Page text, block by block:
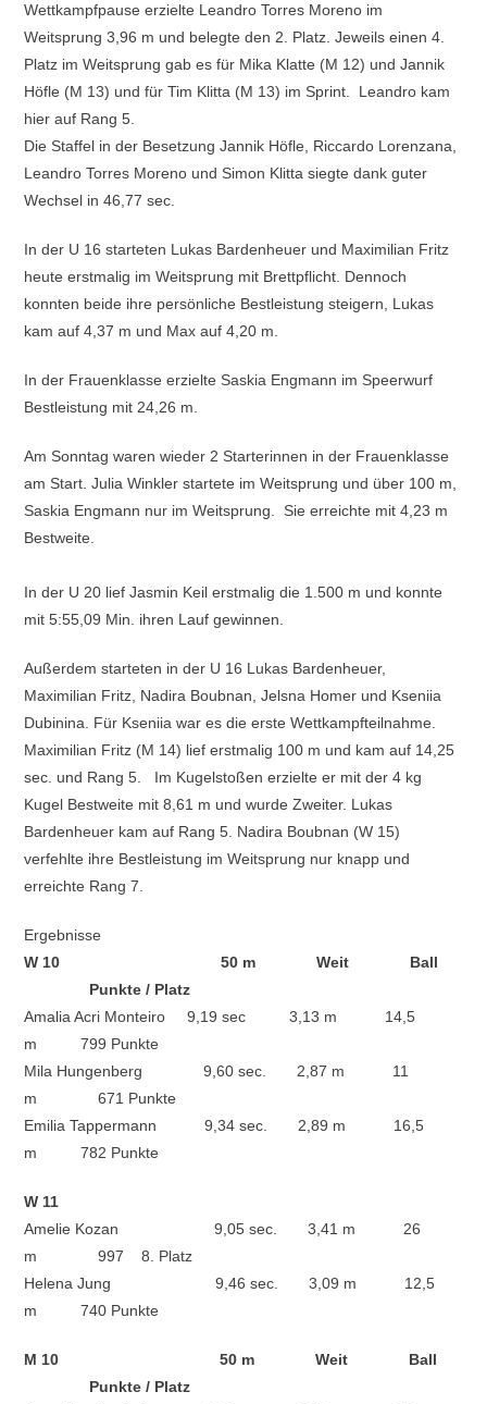
Wettkampfpause erzielte Leandro Torres Moreno im
Weitsprung 3,96 m und belegte den 2. Platz. Jeweils einen 4.
Platz im Weitsprung gab es für Mika Klatte (M 12) und Jannik
Höfle (M 13) und für Tim Klitta (M 13) im Sprint. Leandro kam
hier auf Rang 5.
Die Staffel in der Besetzung Jannik Höfle, Riccardo Lorenzana,
Leandro Torres Moreno und Simon Klitta siegte dank guter
Wechsel in 46,77 sec.
In der U 16 starteten Lukas Bardenheuer und Maximilian Fritz
heute erstmalig im Weitsprung mit Brettpflicht. Dennoch
konnten beide ihre persönliche Bestleistung steigern, Lukas
kam auf 4,37 m und Max auf 4,20 m.
In der Frauenklasse erzielte Saskia Engmann im Speerwurf
Bestleistung mit 24,26 m.
Am Sonntag waren wieder 2 Starterinnen in der Frauenklasse
am Start. Julia Winkler startete im Weitsprung und über 100 m,
Saskia Engmann nur im Weitsprung. Sie erreichte mit 4,23 m
Bestweite.
In der U 20 lief Jasmin Keil erstmalig die 1.500 m und konnte
mit 5:55,09 Min. ihren Lauf gewinnen.
Außerdem starteten in der U 16 Lukas Bardenheuer,
Maximilian Fritz, Nadira Boubnan, Jelsna Homer und Kseniia
Dubinina. Für Kseniia war es die erste Wettkampfteilnahme.
Maximilian Fritz (M 14) lief erstmalig 100 m und kam auf 14,25
sec. und Rang 5. Im Kugelstoßen erzielte er mit der 4 kg
Kugel Bestweite mit 8,61 m und wurde Zweiter. Lukas
Bardenheuer kam auf Rang 5. Nadira Boubnan (W 15)
verfehlte ihre Bestleistung im Weitsprung nur knapp und
erreichte Rang 7.
Ergebnisse
W 10 50 m Weit Ball
Punkte / Platz
Amalia Acri Monteiro 9,19 sec 3,13 m 14,5
m 799 Punkte
Mila Hungenberg 9,60 sec. 2,87 m 11
m 671 Punkte
Emilia Tappermann 9,34 sec. 2,89 m 16,5
m 782 Punkte
W 11
Amelie Kozan 9,05 sec. 3,41 m 26
m 997 8. Platz
Helena Jung 9,46 sec. 3,09 m 12,5
m 740 Punkte
M 10 50 m Weit Ball
Punkte / Platz